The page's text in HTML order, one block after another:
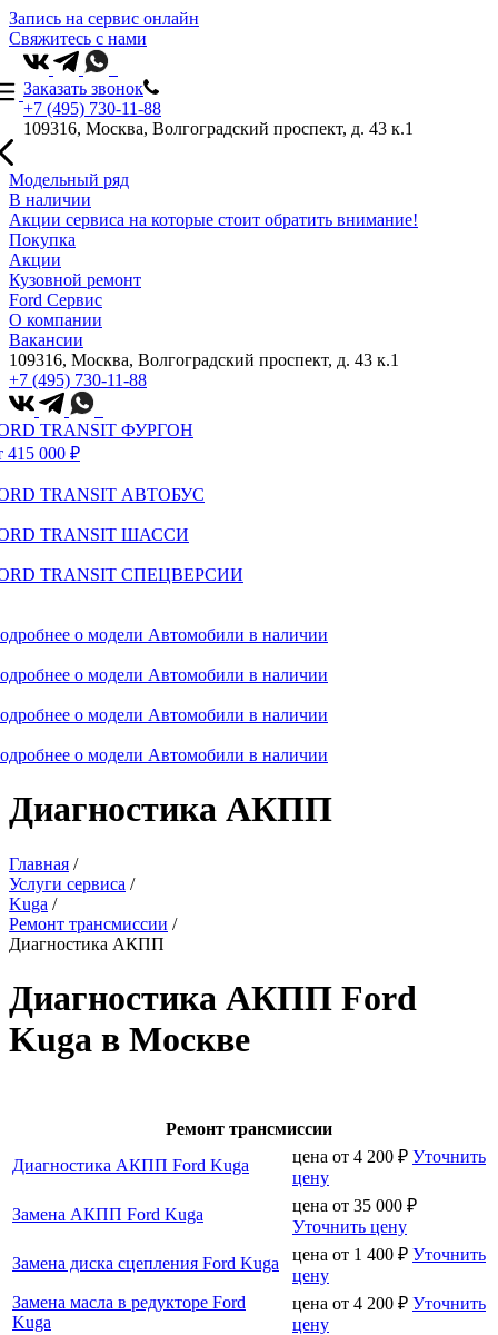
Запись на сервис онлайн
Свяжитесь с нами
Заказать звонок
+7 (495) 730-11-88
109316, Москва, Волгоградский проспект, д. 43 к.1
Модельный ряд
В наличии
Акции сервиса на которые стоит обратить внимание!
Покупка
Акции
Кузовной ремонт
Ford Сервис
О компании
Вакансии
109316, Москва, Волгоградский проспект, д. 43 к.1
+7 (495) 730-11-88
TRANSIT ФУРГОН
415 000 ₽
TRANSIT АВТОБУС
TRANSIT ШАССИ
TRANSIT СПЕЦВЕРСИИ
о модели Автомобили в наличии
о модели Автомобили в наличии
о модели Автомобили в наличии
о модели Автомобили в наличии
Диагностика АКПП
Главная /
Услуги сервиса /
Kuga /
Ремонт трансмиссии /
Диагностика АКПП
Диагностика АКПП Ford
Kuga в Москве
Ремонт трансмиссии
Диагностика АКПП Ford Kuga
цена от 4 200 ₽ Уточнить
цену
Замена АКПП Ford Kuga
цена от 35 000 ₽
Уточнить цену
Замена диска сцепления Ford Kuga
цена от 1 400 ₽ Уточнить
цену
Замена масла в редукторе Ford
Kuga
цена от 4 200 ₽ Уточнить
цену